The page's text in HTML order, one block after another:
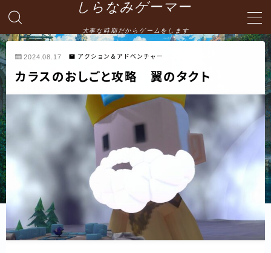
しらなみゲーマー
大事な時期だからゲームをします
MENU
お問い合わせ
プライバシーポリシー・免責事項
サイトマップ -site map-
2024.08.17 アクション＆アドベンチャー
カラスのおしごと攻略 翼のタクト